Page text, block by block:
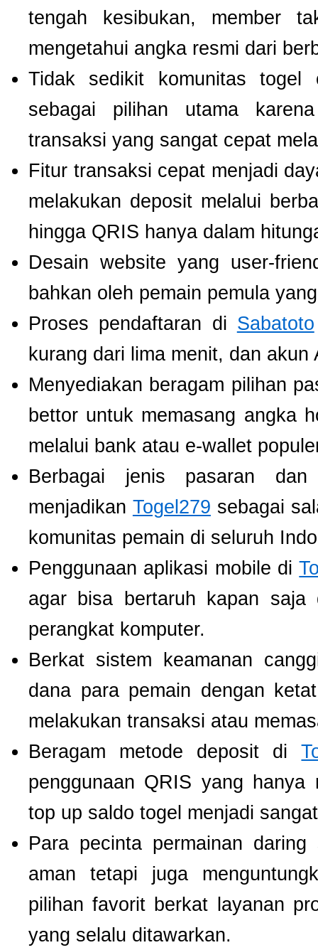
tengah kesibukan, member
mengetahui angka resmi dari
Tidak sedikit komunitas togel
sebagai pilihan utama
transaksi yang sangat cepat
Fitur transaksi cepat menjadi
melakukan deposit melalui
hingga QRIS hanya dalam
Desain website yang user-
bahkan oleh pemain pemula
Proses pendaftaran di Sabatoto
kurang dari lima menit, dan
Menyediakan beragam pilihan
bettor untuk memasang angka
melalui bank atau e-wallet
Berbagai jenis pasaran dan
menjadikan Togel279 sebagai
komunitas pemain di seluruh
Penggunaan aplikasi mobile di
agar bisa bertaruh kapan
perangkat komputer.
Berkat sistem keamanan
dana para pemain dengan
melakukan transaksi atau
Beragam metode deposit di
penggunaan QRIS yang hanya
top up saldo togel menjadi
Para pecinta permainan
aman tetapi juga
pilihan favorit berkat layanan
yang selalu ditawarkan.